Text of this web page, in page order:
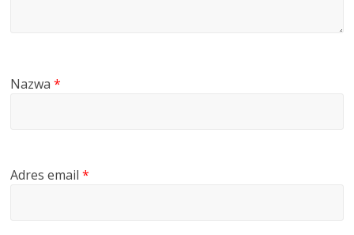
Nazwa*
Adres email*